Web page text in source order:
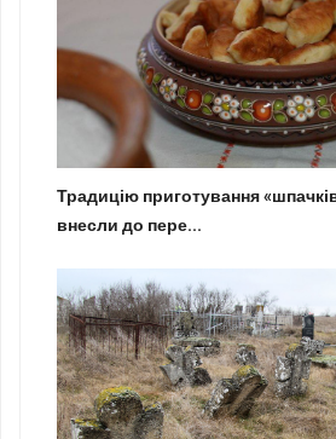
Традицію приготування
внесли до пере...